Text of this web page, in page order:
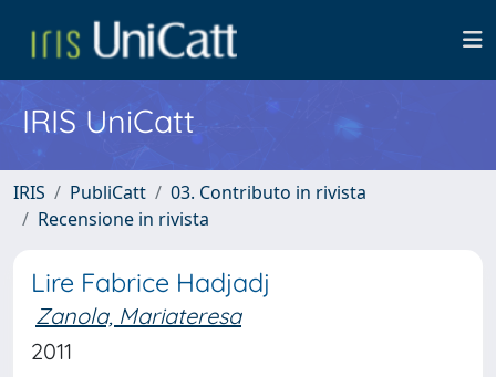
IRIS UniCatt
IRIS PubliCatt
03. Contributo in rivista
Recensione in rivista
Lire Fabrice Hadjadj
Zanola, Mariateresa
2011